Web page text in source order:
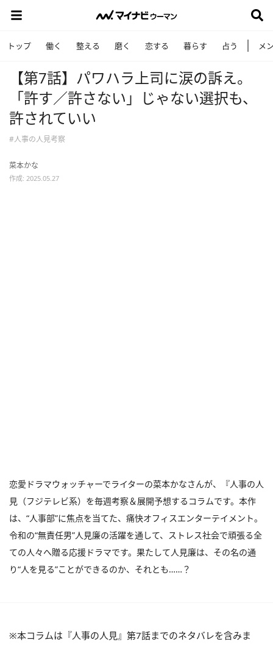
トップ 働く 整える 磨く 恋する 暮らす 占う メ
【第7話】パワハラ上司に涙の訴え。
「許す／許さない」じゃない選択も、
許されていい
#人事の人見考察
菜本かな
作成: 2025.05.27
恋愛ドラマウォッチャーでライターの菜本かなさんが、『人事の人
見（フジテレビ系）を毎週考察＆展開予想するコラムです。本作
は、“人事部”に焦点を当てた、痛快オフィスエンターテイメント。
令和の“無責任男”人見廉の活躍を通して、ストレス社会で頑張る全
ての人々へ贈る応援ドラマです。果たして人見廉は、その名の通
り“人を見る”ことができるのか、それとも……？
※本コラムは『人事の人見』第7話までのネタバレを含みま